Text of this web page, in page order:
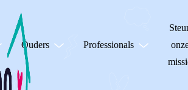
Ouders Professionals